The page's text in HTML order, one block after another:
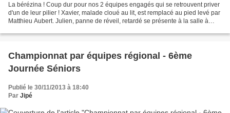
La bérézina ! Coup dur pour nos 2 équipes engagés qui se retrouvent priver
d'un de leur pilier ! Xavier, malade cloué au lit, est remplacé au pied levé par
Matthieu Aubert. Julien, panne de réveil, retardé se présente à la salle à
Championnat par équipes régional - 6ème
Journée Séniors
Publié le 30/11/2013 à 18:40
Par Jipé